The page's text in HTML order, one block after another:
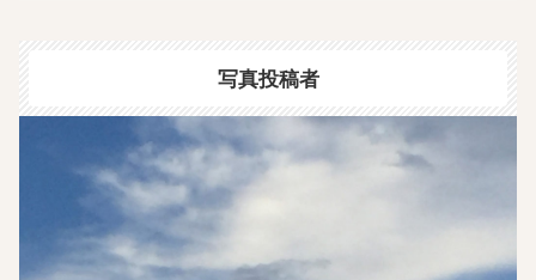
写真投稿者